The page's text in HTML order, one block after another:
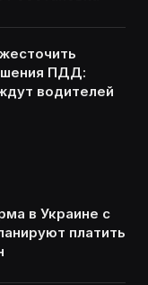
ПДД:
водителей
в Украине с
платить